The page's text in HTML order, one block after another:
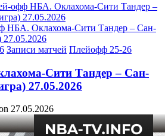
офф НБА. Оклахома-Сити Тандер –
27.05.2026
НБА. Оклахома-Сити Тандер – Сан-
Записи матчей Плейофф 25-26
Сити Тандер – Сан-
27.05.2026
27.05.2026